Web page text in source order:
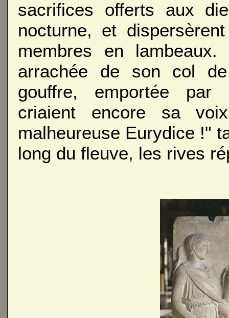
sacrifices offerts aux
nocturne, et
membres en
arrachée de son col
gouffre, emportée par
criaient encore sa
malheureuse Eurydice !"
long du fleuve, les rives